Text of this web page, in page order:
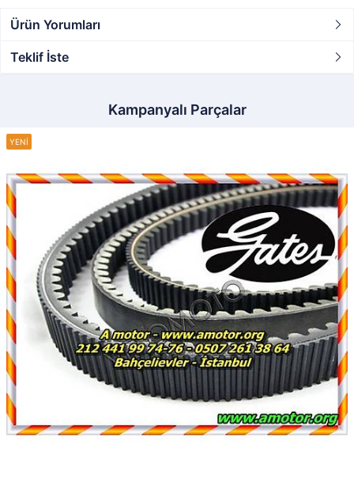
Ürün Yorumları
Teklif İste
Kampanyalı Parçalar